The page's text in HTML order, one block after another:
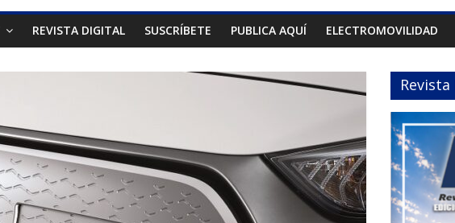
REVISTA DIGITAL SUSCRÍBETE PUBLICA AQUÍ ELECTROMOVILIDAD
Revista